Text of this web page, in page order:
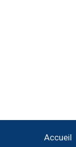
Accueil